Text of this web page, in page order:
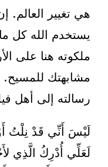
هي تغيير
يستخدم الله كل
ملكوته هنا على
مشابهتك
رسالته إلى أهل
لَيْسَ أَنِّي قَدْ نِلْتُ
لَعَلِّي أُدْرِكُ الَّذِي